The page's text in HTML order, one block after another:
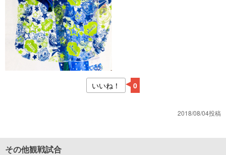
いいね！ 0
2018/08/04投稿
その他観戦試合